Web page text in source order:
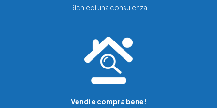
Richiedi una consulenza
Vendi e compra bene!